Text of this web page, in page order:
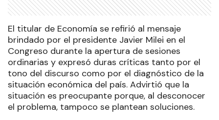
El titular de Economía se refirió al mensaje
brindado por el presidente Javier Milei en el
Congreso durante la apertura de sesiones
ordinarias y expresó duras críticas tanto por el
tono del discurso como por el diagnóstico de la
situación económica del país. Advirtió que la
situación es preocupante porque, al desconocer
el problema, tampoco se plantean soluciones.